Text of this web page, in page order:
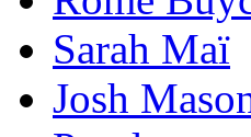
Sarah Maï
Josh